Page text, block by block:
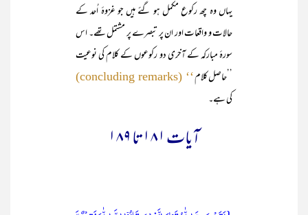
یہاں وہ چھ رکوع مکمل ہو گئے ہیں جو غزوۂ اُحد کے
حالات و واقعات اور ان پر تبصرے پر مشتمل تھے۔ اس
سورۂ مبارکہ کے آخری دو رکوعوں کے کلام کی نوعیت
’’حاصل کلام‘‘ (concluding remarks)
کی ہے۔
آیات ۱۸۱ تا ۱۸۹